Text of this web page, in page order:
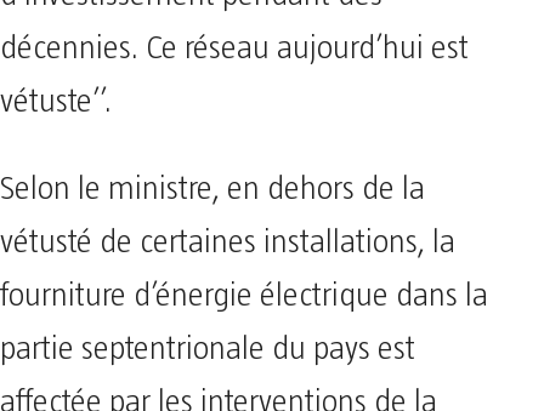
décennies. Ce réseau aujourd’hui est
vétuste’’.
Selon le ministre, en dehors de la
vétusté de certaines installations, la
fourniture d’énergie électrique dans la
partie septentrionale du pays est
affectée par les interventions de la